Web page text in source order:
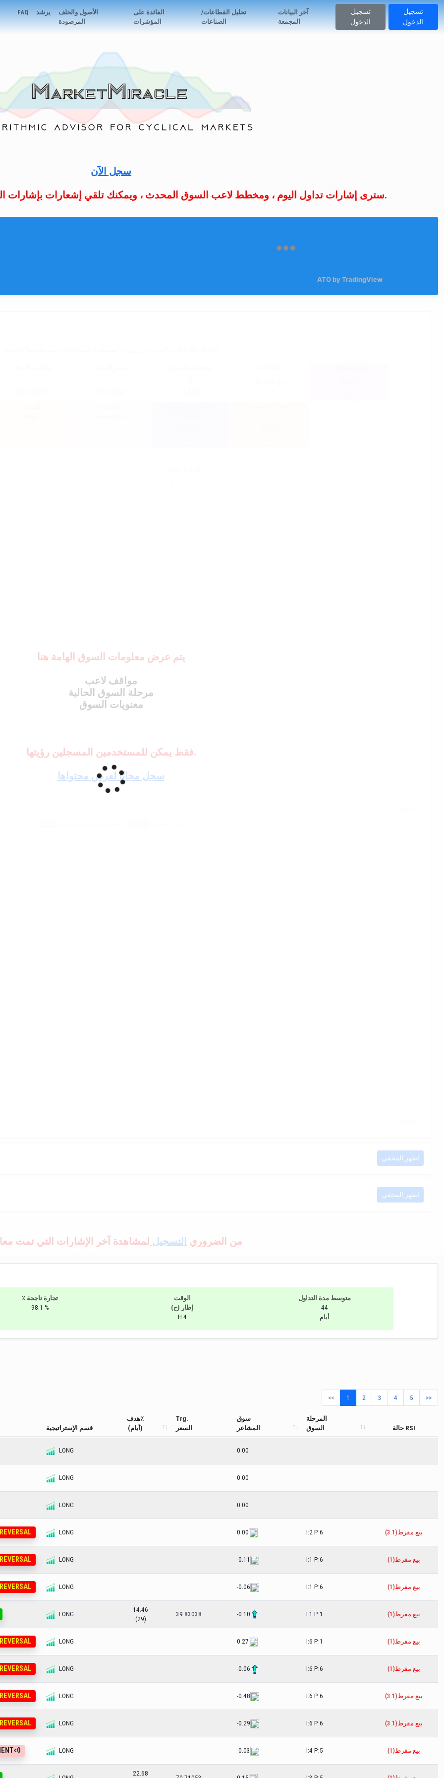
FAQ يرشد
الأصول والخلف
المرصودة
الفائدة على
المؤشرات
تحليل القطاعات/
الصناعات
آخر البيانات
المجمعة
تسجيل
الدخول
تسجيل
الدخول
سجل الآن
سترى إشارات تداول اليوم ، ومخطط لاعب السوق المحدث ، ويمكنك تلقي إشعارات بإشارات التداول على المؤشرات من المفضلة لديك.
ATO by TradingView
يتم عرض معلومات السوق الهامة هنا
مواقف لاعب
مرحلة السوق الحالية
معنويات السوق
فقط يمكن للمستخدمين المسجلين رؤيتها.
سجل مجانًا لعرض محتواها
اظهر المخفي
اظهر المخفي
من الضروري التسجيل لمشاهدة آخر الإشارات التي تمت
٪ تجارة ناجحة
98.1 %
الوقت
إطار (ح)
H 4
متوسط مدة التداول
44
أيام
<< 1 2 3 4 5 >>
قسم الإستراتيجية
هدف٪
(أيام)
Trg.
السعر
سوق
المشاعر
المرحلة
السوق
حالة RSI
LONG 0.00
LONG 0.00
LONG 0.00
LONG 0.00 I:2 P:6 بيع مفرط(3.1)
LONG -0.11 I:1 P:6 بيع مفرط(1)
LONG -0.06 I:1 P:6 بيع مفرط(1)
LONG
14.46
(29)
39.83038 -0.10 I:1 P:1 بيع مفرط(1)
LONG 0.27 I:6 P:1 بيع مفرط(1)
LONG -0.06 I:6 P:6 بيع مفرط(1)
LONG -0.48 I:6 P:6 بيع مفرط(3.1)
LONG -0.29 I:6 P:6 بيع مفرط(3.1)
LONG -0.03 I:4 P:5 بيع مفرط(1)
22.68